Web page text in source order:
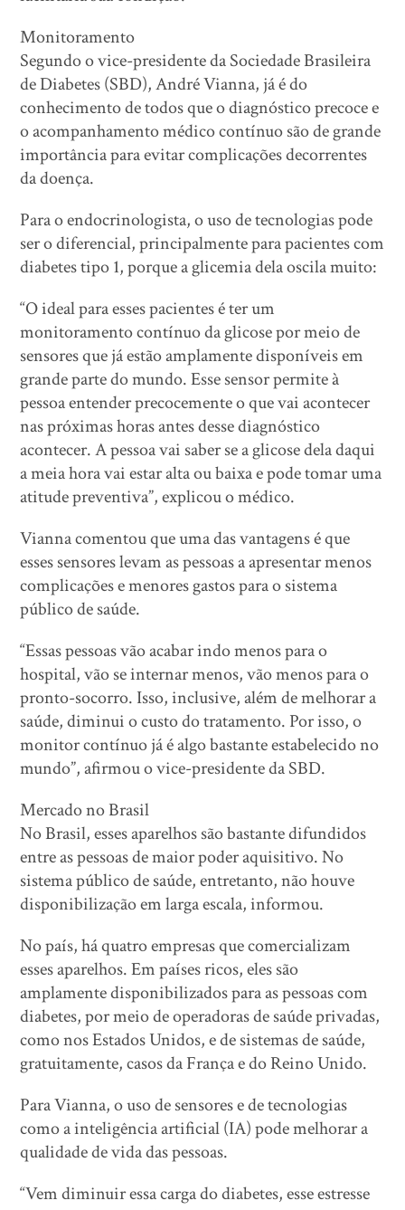
Monitoramento
Segundo o vice-presidente da Sociedade Brasileira
de Diabetes (SBD), André Vianna, já é do
conhecimento de todos que o diagnóstico precoce e
o acompanhamento médico contínuo são de grande
importância para evitar complicações decorrentes
da doença.
Para o endocrinologista, o uso de tecnologias pode
ser o diferencial, principalmente para pacientes com
diabetes tipo 1, porque a glicemia dela oscila muito:
“O ideal para esses pacientes é ter um
monitoramento contínuo da glicose por meio de
sensores que já estão amplamente disponíveis em
grande parte do mundo. Esse sensor permite à
pessoa entender precocemente o que vai acontecer
nas próximas horas antes desse diagnóstico
acontecer. A pessoa vai saber se a glicose dela daqui
a meia hora vai estar alta ou baixa e pode tomar uma
atitude preventiva”, explicou o médico.
Vianna comentou que uma das vantagens é que
esses sensores levam as pessoas a apresentar menos
complicações e menores gastos para o sistema
público de saúde.
“Essas pessoas vão acabar indo menos para o
hospital, vão se internar menos, vão menos para o
pronto-socorro. Isso, inclusive, além de melhorar a
saúde, diminui o custo do tratamento. Por isso, o
monitor contínuo já é algo bastante estabelecido no
mundo”, afirmou o vice-presidente da SBD.
Mercado no Brasil
No Brasil, esses aparelhos são bastante difundidos
entre as pessoas de maior poder aquisitivo. No
sistema público de saúde, entretanto, não houve
disponibilização em larga escala, informou.
No país, há quatro empresas que comercializam
esses aparelhos. Em países ricos, eles são
amplamente disponibilizados para as pessoas com
diabetes, por meio de operadoras de saúde privadas,
como nos Estados Unidos, e de sistemas de saúde,
gratuitamente, casos da França e do Reino Unido.
Para Vianna, o uso de sensores e de tecnologias
como a inteligência artificial (IA) pode melhorar a
qualidade de vida das pessoas.
“Vem diminuir essa carga do diabetes, esse estresse